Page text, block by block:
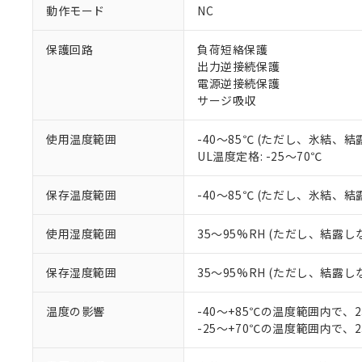
動作モード NC
保護回路
負荷短絡保護
出力逆接続保護
電源逆接続保護
サージ吸収
使用温度範囲
-40～85℃ (ただし、氷結、結
UL温度定格: -25～70℃
保存温度範囲 -40～85℃ (ただし、氷結、結
使用湿度範囲 35～95%RH (ただし、結露し
保存湿度範囲 35～95%RH (ただし、結露し
温度の影響
-40～+85℃の温度範囲内で
-25～+70℃の温度範囲内で
ご利用条件
以下の条件をお読
本サービス
くものです。
当社制御機
のであり、
い。
当社販売員に
オムロン制
在庫状況お
す。
マイパーツ
ている必要
調査・確認中：
非該当品：ライセ
仕入先様の事情に
があります。
*EU RoHS指令（10物質
鉛(Pb) 1000ppm以下、
六価クロム(Cr(Ⅵ))
フタル酸ビス(2-エチル
但し、RoHS指令で産
フタル酸エステル類の
※2 対応予定月
部品在庫の切り替
※3 非含有証明
※1 中国
「－」：未確認で
*中国RoHS10物質の基
Pb(鉛) :1000ppm、
Cr(Ⅵ)(六価クロム) :
DBP(フタル酸ジブチル
DEHP(フタル酸ビス(2-
「ｅ」：有害物質
「10」：通常の使
味します。
「－」：未確認で
当社は、こ
う）を輸出
などの必要な
当社は規制
ます。
当社は貴社
当社は、貴
また当社は
たしません。
記
号
説明
○ 一定数
△ 一定数
－
在庫な
機器販
空
白
受注生